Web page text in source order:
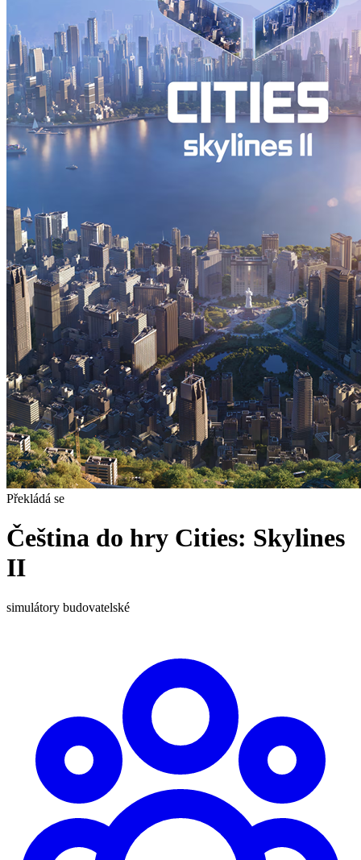
Překládá se
Čeština do hry Cities: Skylines
II
simulátory budovatelské